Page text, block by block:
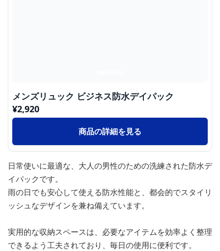
メンズリュック ビジネス防水デイパック
¥2,920
商品の詳細を見る
日常使いに最適な、大人の男性のための洗練された防水デ
イパックです。
雨の日でも安心して使える防水性能と、都会的でスタイリ
ッシュなデザインを兼ね備えています。
実用的な収納スペースは、必要なアイテムを効率よく整理
できるよう工夫されており、毎日の使用に便利です。